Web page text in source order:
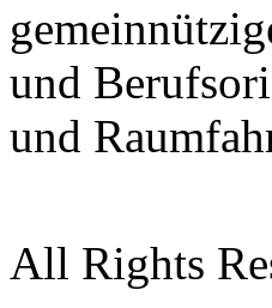
und
und
All Rights